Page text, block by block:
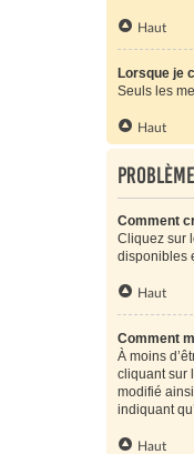
Haut
Lorsque je
Seuls les
Haut
Comment
Cliquez sur
disponibles
Haut
Comment
À moins
cliquant sur
modifié
indiquant
Haut